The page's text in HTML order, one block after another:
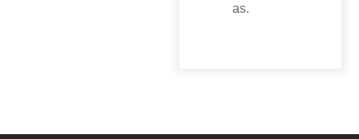
as.